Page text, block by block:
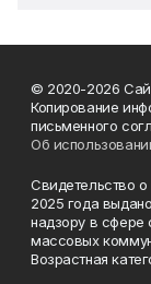
© 2020-2026
Копирование
письменного
Об
Свидетельство
2025 года
надзору в сфере
массовых
Возрастная